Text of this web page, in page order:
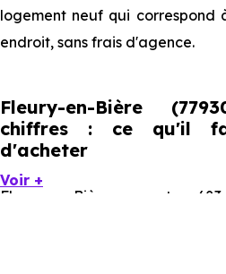
logement neuf qui correspond
endroit, sans frais d'agence.
Fleury-en-Bière
chiffres : ce qu'il
d'acheter
Fleury-en-Bière compte
Voir +